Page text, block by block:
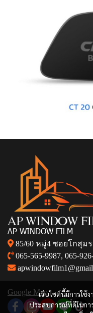
เว็บไซต์นี้มีการใช้
ประสบการณ์ที่ดีในกา
AP WINDOW FILM
85/60 หมู่4 ซอยโกสุม
065-565-9987, 065-
Google Map